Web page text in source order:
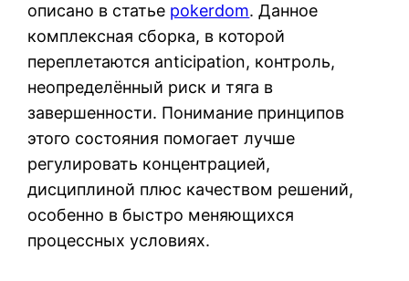
описано в статье pokerdom. Данное
комплексная сборка, в которой
переплетаются anticipation, контроль,
неопределённый риск и тяга в
завершенности. Понимание принципов
этого состояния помогает лучше
регулировать концентрацией,
дисциплиной плюс качеством решений,
особенно в быстро меняющихся
процессных условиях.